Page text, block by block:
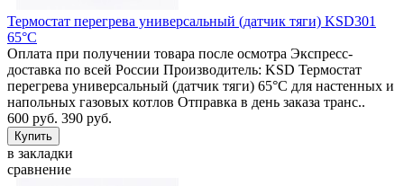
Термостат перегрева универсальный (датчик тяги) KSD301
65°C
Оплата при получении товара после осмотра Экспресс-
доставка по всей России Производитель: KSD Термостат
перегрева универсальный (датчик тяги) 65°C для настенных и
напольных газовых котлов Отправка в день заказа транс..
600 руб. 390 руб.
в закладки
сравнение